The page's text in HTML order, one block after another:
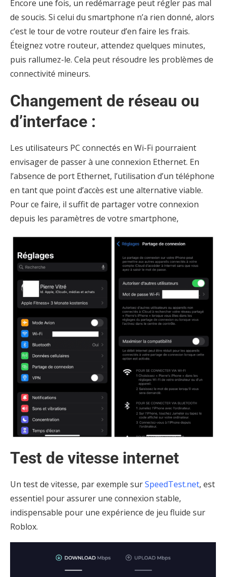
Encore une fois, un redémarrage peut régler pas mal
de soucis. Si celui du smartphone n’a rien donné, alors
c’est le tour de votre routeur d’en faire les frais.
Éteignez votre routeur, attendez quelques minutes,
puis rallumez-le. Cela peut résoudre les problèmes de
connectivité mineurs.
Changement de réseau ou
d’interface :
Les utilisateurs PC connectés en Wi-Fi pourraient
envisager de passer à une connexion Ethernet. En
l’absence de port Ethernet, l’utilisation d’un téléphone
en tant que point d’accès est une alternative viable.
Pour ce faire, il suffit de partager votre connexion
depuis les paramètres de votre smartphone,
Test de vitesse internet
Un test de vitesse, par exemple surSpeedTest.net, est
essentiel pour assurer une connexion stable,
indispensable pour une expérience de jeu fluide sur
Roblox.